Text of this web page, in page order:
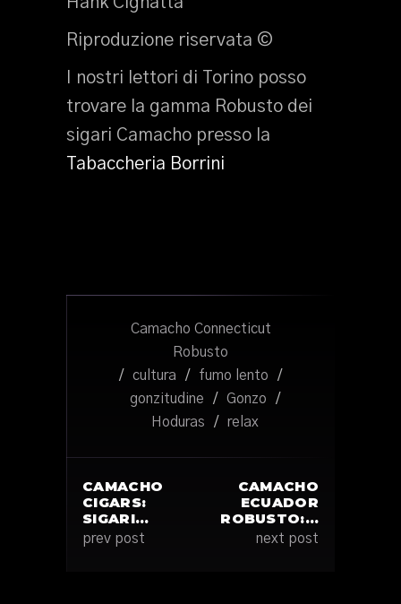
Riproduzione riservata ©
I nostri lettori di Torino posso
trovare la gamma Robusto dei
sigari Camacho presso la
Tabaccheria Borrini
Camacho Connecticut
Robusto
/
cultura / fumo lento
/
gonzitudine
/ Gonzo
/
Hoduras
/ relax
CAMACHO
CIGARS:
SIGARI…
prev post
CAMACHO
ECUADOR
ROBUSTO:…
next post